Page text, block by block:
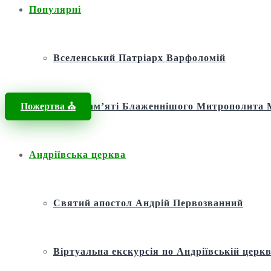
Популярні
Вселенський Патріарх Варфоломій
Фонд пам’яті Блаженнішого
Андріївська церква
Святий апостол Андрій Первозванний
Віртуальна екскурсія по Андріївській
Пожертва ⛪️